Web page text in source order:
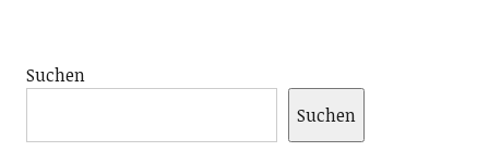
Suchen
Suchen